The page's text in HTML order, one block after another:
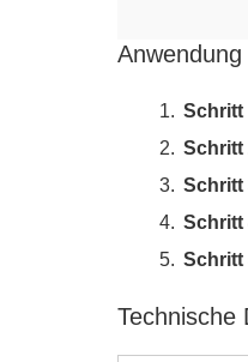
Schritt
Schritt
Schritt
Schritt
Schritt
Technische